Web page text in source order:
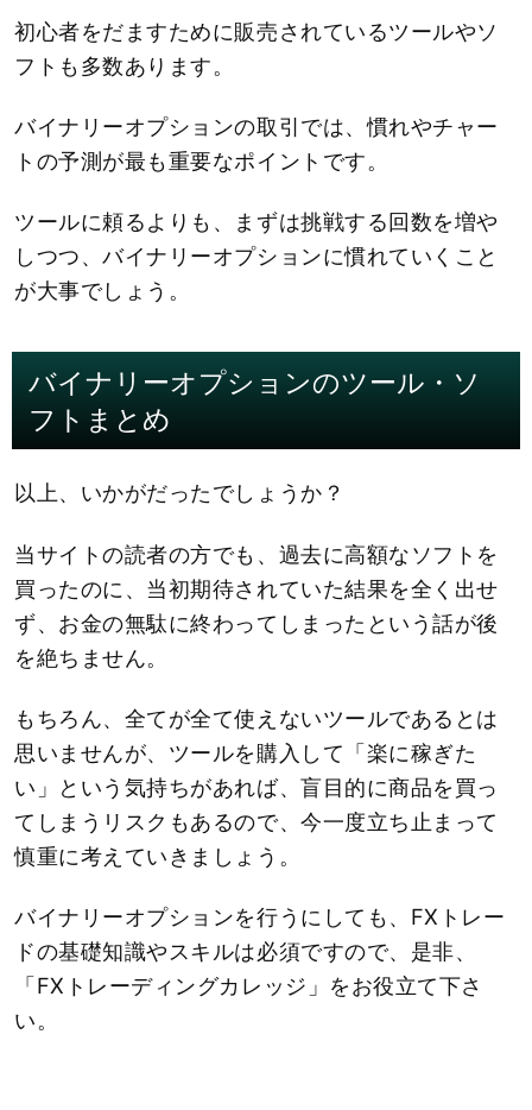
初心者をだますために販売されているツールやソ
フトも多数あります。
バイナリーオプションの取引では、慣れやチャー
トの予測が最も重要なポイントです。
ツールに頼るよりも、まずは挑戦する回数を増や
しつつ、バイナリーオプションに慣れていくこと
が大事でしょう。
バイナリーオプションのツール・ソ
フトまとめ
以上、いかがだったでしょうか？
当サイトの読者の方でも、過去に高額なソフトを
買ったのに、当初期待されていた結果を全く出せ
ず、お金の無駄に終わってしまったという話が後
を絶ちません。
もちろん、全てが全て使えないツールであるとは
思いませんが、ツールを購入して「楽に稼ぎた
い」という気持ちがあれば、盲目的に商品を買っ
てしまうリスクもあるので、今一度立ち止まって
慎重に考えていきましょう。
バイナリーオプションを行うにしても、FXトレー
ドの基礎知識やスキルは必須ですので、是非、
「FXトレーディングカレッジ」をお役立て下さ
い。